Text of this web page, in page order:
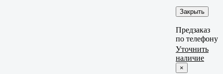
Закрыть
Предзаказ
по телефону
Уточнить
наличие
×